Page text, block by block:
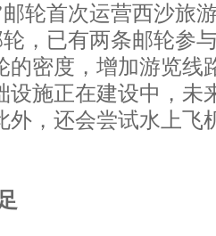
邮轮首次运营西沙旅
轮，已有两条邮轮参
的密度，增加游览线
设施正在建设中，未
外，还会尝试水上飞